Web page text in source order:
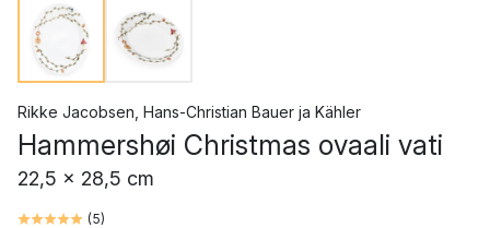
Rikke Jacobsen Hans-Christian Bauer ja Kähler
Hammershøi Christmas ovaali vati
22,5 x 28,5 cm
(5)